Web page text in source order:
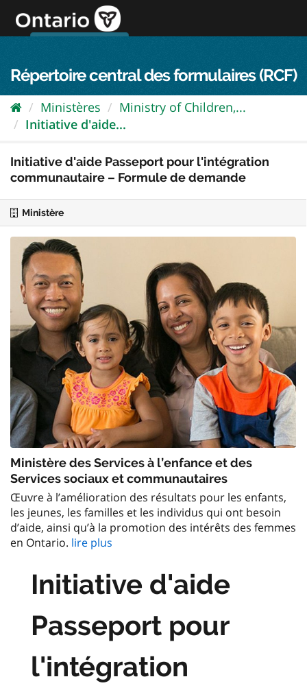
directement
au
Répertoire central des formulaires (RCF)
Ministères
Ministry of Children,...
Initiative d'aide...
Initiative d'aide Passeport pour l'intégration
communautaire – Formule de demande
Ministère
Ministère des Services à l’enfance et des
Services sociaux et communautaires
Œuvre à l’amélioration des résultats pour les enfants,
les jeunes, les familles et les individus qui ont besoin
d’aide, ainsi qu’à la promotion des intérêts des femmes
en Ontario. lire plus
Initiative d'aide
Passeport pour
l'intégration